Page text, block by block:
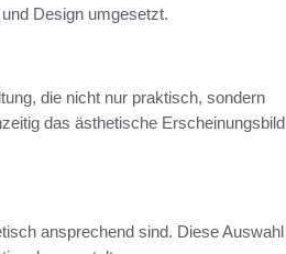
Design umgesetzt.
die nicht nur praktisch, sondern
das ästhetische Erscheinungsbild
ansprechend sind. Diese Auswahl